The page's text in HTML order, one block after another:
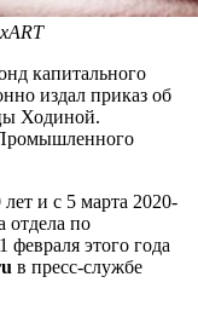
капитального
издал приказ об
Ходиной.
и с 5 марта 2020-
отдела по
этого года
в пресс-службе